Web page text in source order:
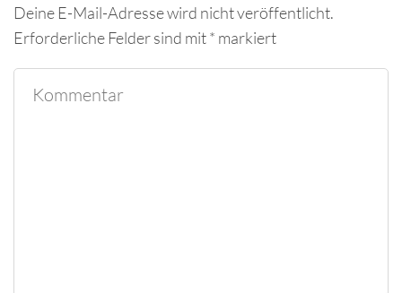
Deine E-Mail-Adresse wird nicht veröffentlicht.
Erforderliche Felder sind mit* markiert